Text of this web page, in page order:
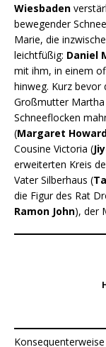
Wiesbaden
bewegender
Marie, die
leichtfüßig: Daniel
mit ihm, in einem
hinweg. Kurz
Großmutter Martha
Schneeflocken
(Margaret
Cousine Victoria (
erweiterten Kreis
Vater Silberhaus (
die Figur des Rat
Ramon John), der